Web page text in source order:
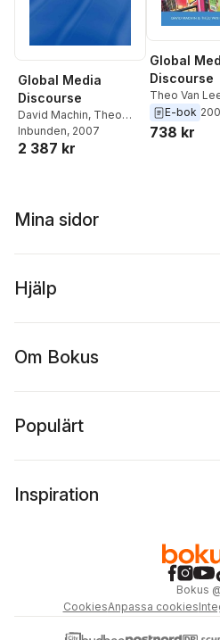
Global Media
Discourse
David Machin, Theo
Van Leeuwen
Inbunden, 2007
2 387 kr
Global
Discourse
Theo Van
David Machin
E-bok
738 kr
Mina sidor
Hjälp
Om Bokus
Populärt
Inspiration
Bokus
CookiesAnpassa cookies